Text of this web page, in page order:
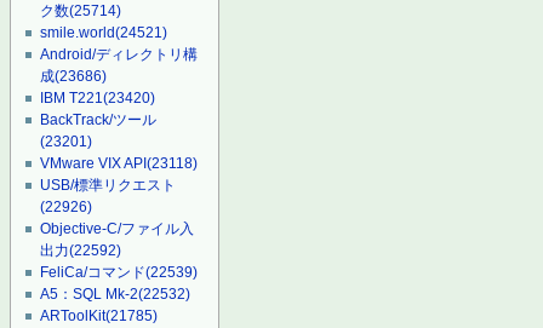
ク数(25714)
smile.world(24521)
Android/ディレクトリ構
成(23686)
IBM T221(23420)
BackTrack/ツール
(23201)
VMware VIX API(23118)
USB/標準リクエスト
(22926)
Objective-C/ファイル入
出力(22592)
FeliCa/コマンド(22539)
A5：SQL Mk-2(22532)
ARToolKit(21785)